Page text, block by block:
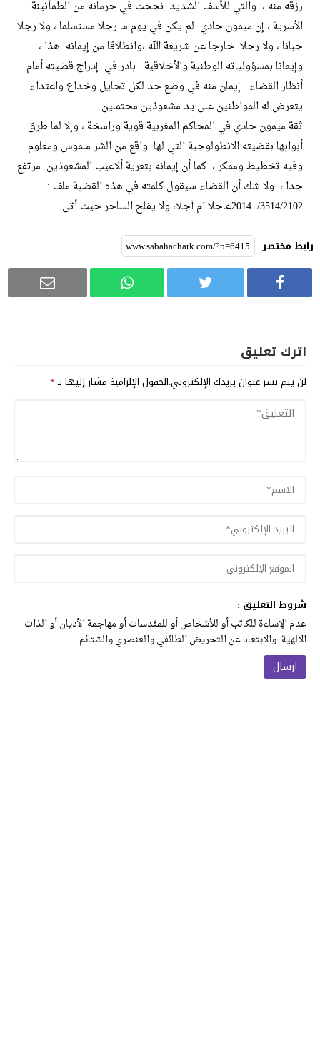
رزقه منه ، والتي للأسف الشديد نجحت في حرمانه من الطمأنينة
الأسرية ، إن ميمون حادي لم يكن في يوم ما رجلا مستسلما ، ولا رجلا
جبانا ، ولا رجلا خارجا عن شريعة الله ،وانطلاقا من إيمانه هذا ،
وإيمانا بمسؤولياته الوطنية والأخلاقية بادر في إدراج قضيته أمام
أنظار القضاء إيمان منه في وضع حد لكل تحايل وخداع واعتداء
يتعرض له المواطنين على يد مشعوذين محتملين.
ثقة ميمون حادي في المحاكم المغربية قوية وراسخة ، وإلا لما طرق
أبوابها بقضيته الانطولوجية التي لها واقع من الشر ملموس ومعلوم
وفيه تخطيط وممكر ، كما أن إيمانه بتعرية ألاعيب المشعوذين مرتفع
جدا ، ولا شك أن القضاء سيقول كلمته في هذه القضية ملف :
3514/2102/ 2014عاجلا ام آجلا، ولا يفلح الساحر حيث أتى .
رابط مختصر
اترك تعليق
لن يتم نشر عنوان بريدك الإلكتروني.الحقول الإلزامية مشار إليها بـ*
شروط التعليق :
عدم الإساءة للكاتب أو للأشخاص أو للمقدسات أو مهاجمة الأديان أو الذات
الالهية. والابتعاد عن التحريض الطائفي والعنصري والشتائم.